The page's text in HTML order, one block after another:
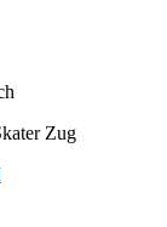
Zug